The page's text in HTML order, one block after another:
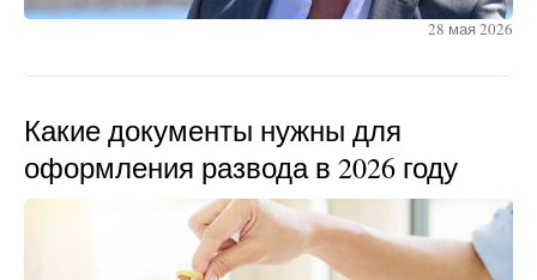
28 мая 2026
Какие документы нужны для
оформления развода в 2026 году